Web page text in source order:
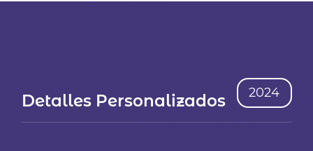
Detalles Personalizados 2024